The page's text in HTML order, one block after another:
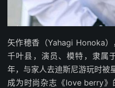
矢作穂香（Yahagi Honoka
千叶县，演员、模特，隶属
年，与家人去迪斯尼游玩时被
成为时尚杂志《love berry